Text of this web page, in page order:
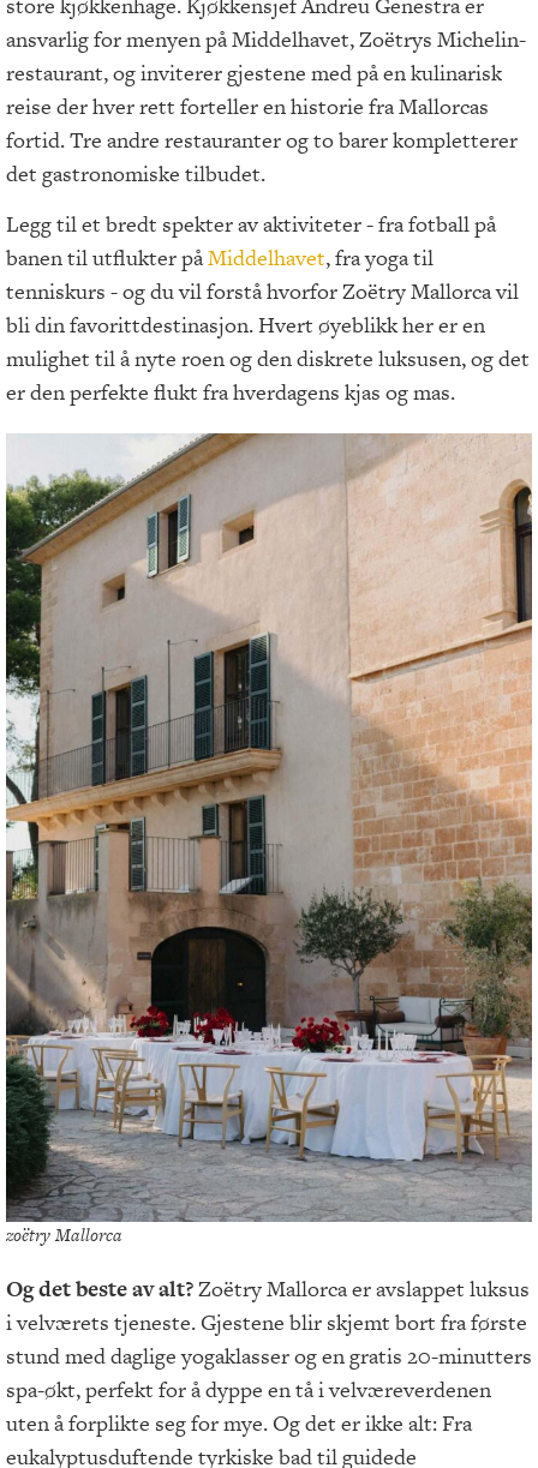
ansvarlig for menyen på Middelhavet, Zoëtrys Michelin-
restaurant, og inviterer gjestene med på en kulinarisk
reise der hver rett forteller en historie fra Mallorcas
fortid. Tre andre restauranter og to barer kompletterer
det gastronomiske tilbudet.
Legg til et bredt spekter av aktiviteter - fra fotball på
banen til utflukter påMiddelhavet, fra yoga til
tenniskurs - og du vil forstå hvorfor Zoëtry Mallorca vil
bli din favorittdestinasjon. Hvert øyeblikk her er en
mulighet til å nyte roen og den diskrete luksusen, og det
er den perfekte flukt fra hverdagens kjas og mas.
zoëtry Mallorca
Og det beste av alt?Zoëtry Mallorca er avslappet luksus
i velværets tjeneste. Gjestene blir skjemt bort fra første
stund med daglige yogaklasser og en gratis 20-minutters
spa-økt, perfekt for å dyppe en tå i velværeverdenen
uten å forplikte seg for mye. Og det er ikke alt: Fra
eukalyptusduftende tyrkiske bad til guidede